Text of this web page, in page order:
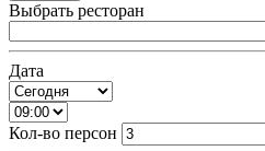
Выбрать ресторан
Дата
Кол-во персон